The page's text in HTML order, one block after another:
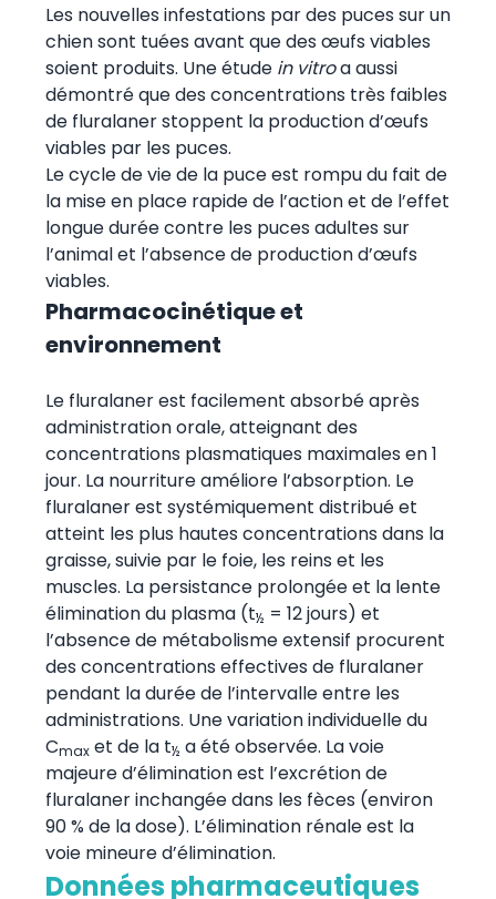
Les nouvelles infestations par des puces sur un
chien sont tuées avant que des œufs viables
soient produits. Une étude in vitroa aussi
démontré que des concentrations très faibles
de fluralaner stoppent la production d’œufs
viables par les puces.
Le cycle de vie de la puce est rompu du fait de
la mise en place rapide de l’action et de l’effet
longue durée contre les puces adultes sur
l’animal et l’absence de production d’œufs
viables.
Pharmacocinétique et
environnement
Le fluralaner est facilement absorbé après
administration orale, atteignant des
concentrations plasmatiques maximales en 1
jour. La nourriture améliore l’absorption. Le
fluralaner est systémiquement distribué et
atteint les plus hautes concentrations dans la
graisse, suivie par le foie, les reins et les
muscles. La persistance prolongée et la lente
élimination du plasma (t½ = 12 jours) et
l’absence de métabolisme extensif procurent
des concentrations effectives de fluralaner
pendant la durée de l’intervalle entre les
administrations. Une variation individuelle du
Cmaxet de la t½ a été observée. La voie
majeure d’élimination est l’excrétion de
fluralaner inchangée dans les fèces (environ
90 % de la dose). L’élimination rénale est la
voie mineure d’élimination.
Données pharmaceutiques